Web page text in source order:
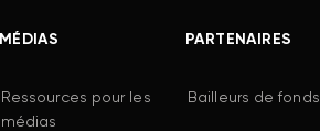
MÉDIAS
Ressources pour les
médias
PARTENAIRES
Bailleurs de fonds